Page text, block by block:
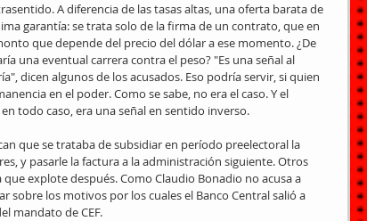
A diferencia de las tasas altas, una oferta barata de
garantía: se trata solo de la firma de un contrato, que en
que depende del precio del dólar a ese momento. ¿De
una eventual carrera contra el peso? "Es una señal al
dicen algunos de los acusados. Eso podría servir, si quien
en el poder. Como se sabe, no era el caso. Y el
todo caso, era una señal en sentido inverso.
que se trataba de subsidiar en período preelectoral la
y pasarle la factura a la administración siguiente. Otros
explote después. Como Claudio Bonadio no acusa a
sobre los motivos por los cuales el Banco Central salió a
mandato de CEF.